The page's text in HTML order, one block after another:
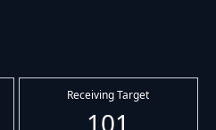
Receiving Target
101